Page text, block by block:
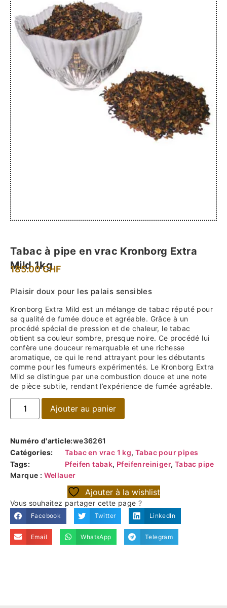
Tabac à pipe en vrac Kronborg Extra
Mild 1kg
185.00CHF
Plaisir doux pour les palais sensibles
Kronborg Extra Mild est un mélange de tabac réputé pour
sa qualité de fumée douce et agréable. Grâce à un
procédé spécial de pression et de chaleur, le tabac
obtient sa couleur sombre, presque noire. Ce procédé lui
confère une douceur remarquable et une richesse
aromatique, ce qui le rend attrayant pour les débutants
comme pour les fumeurs expérimentés. Le Kronborg Extra
Mild se distingue par une combustion douce et une note
de pièce subtile, rendant l’expérience de fumée agréable.
Ajouter au panier
Numéro d'article:we36261
Catégories:
Tabac en vrac 1 kg,Tabac pour pipes
Tags:
Pfeifen tabak, Pfeifenreiniger, Tabac pipe
Marque : Wellauer
Ajouter à la wishlist
Vous souhaitez partager cette page ?
Facebook Twitter LinkedIn
Email WhatsApp Telegram